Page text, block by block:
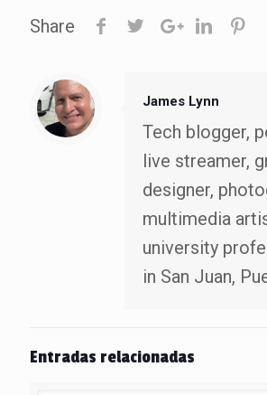
Share
James Lynn
Tech blogger,
live streamer,
designer,
multimedia
university
in San Juan,
Entradas relacionadas